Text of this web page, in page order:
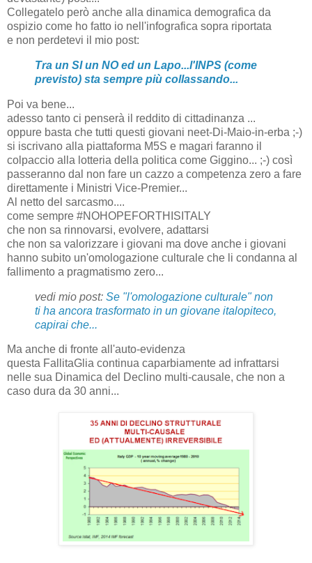
Collegatelo però anche alla dinamica demografica da
ospizio come ho fatto io nell'infografica sopra riportata
e non perdetevi il mio post:
Tra un SI un NO ed un Lapo...l'INPS (come
previsto) sta sempre più collassando...
Poi va bene...
adesso tanto ci penserà il reddito di cittadinanza ...
oppure basta che tutti questi giovani neet-Di-Maio-in-erba ;-)
si iscrivano alla piattaforma M5S e magari faranno il
colpaccio alla lotteria della politica come Giggino... ;-) così
passeranno dal non fare un cazzo a competenza zero a fare
direttamente i Ministri Vice-Premier...
Al netto del sarcasmo....
come sempre #NOHOPEFORTHISITALY
che non sa rinnovarsi, evolvere, adattarsi
che non sa valorizzare i giovani ma dove anche i giovani
hanno subito un'omologazione culturale che li condanna al
fallimento a pragmatismo zero...
vedi mio post: Se "l'omologazione culturale" non
ti ha ancora trasformato in un giovane italopiteco,
capirai che...
Ma anche di fronte all'auto-evidenza
questa FallitaGlia continua caparbiamente ad infrattarsi
nelle sua Dinamica del Declino multi-causale, che non a
caso dura da 30 anni...